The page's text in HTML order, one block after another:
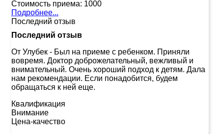
Стоимость приема: 1000
Подробнее...
Последний отзыв
Последний отзыв
От Улубек - Был на приеме с ребенком. Приняли
вовремя. Доктор доброжелательный, вежливый и
внимательный. Очень хороший подход к детям. Дала
нам рекомендации. Если понадобится, будем
обращаться к ней еще.
Квалификация
Внимание
Цена-качество